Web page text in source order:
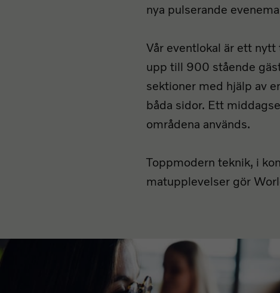
nya pulserande
Vår eventlokal är ett
upp till 900 stående
sektioner med hjälp av
båda sidor. Ett
områdena används.
Toppmodern teknik, i
matupplevelser gör